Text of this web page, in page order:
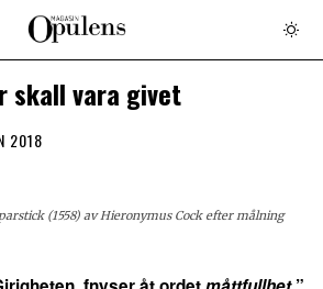
skall vara givet
2018
(1558) av Hieronymus Cock efter målning